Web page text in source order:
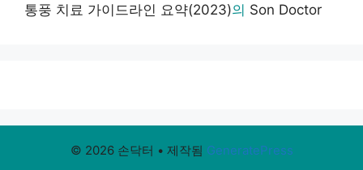
통풍 치료 가이드라인 요약(2023)의 Son Doctor
© 2026 손닥터 • 제작됨 GeneratePress